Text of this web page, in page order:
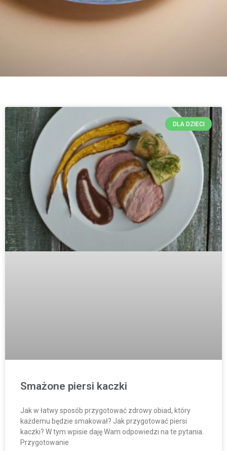
DLA DZIECI
Smażone piersi kaczki
Jak w łatwy sposób przygotować zdrowy obiad, który
każdemu będzie smakował? Jak przygotować piersi
kaczki? W tym wpisie daję Wam odpowiedzi na te pytania.
Przygotowanie